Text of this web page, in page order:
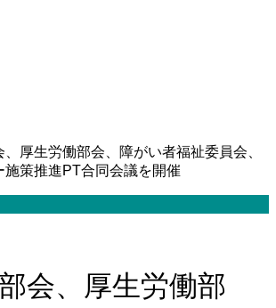
厚生労働部会、障がい者福祉委員会、
施策推進PT合同会議を開催
会、厚生労働部